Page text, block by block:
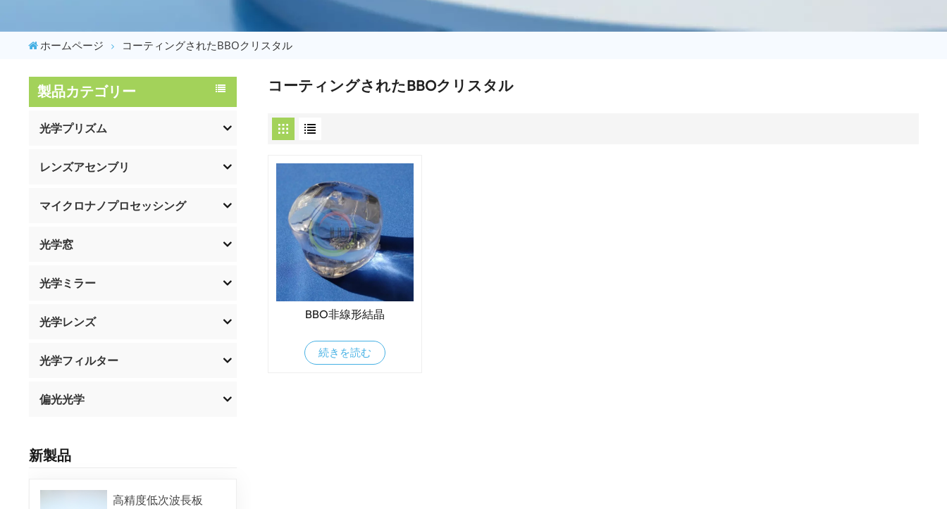
中文
ホームページ コーティングされたBBOクリスタル
製品カテゴリー
光学プリズム
レンズアセンブリ
マイクロナノプロセッシング
光学窓
光学ミラー
光学レンズ
光学フィルター
偏光光学
新製品
高精度低次波長板
コーティングされたBBOクリスタル
BBO非線形結晶
続きを読む